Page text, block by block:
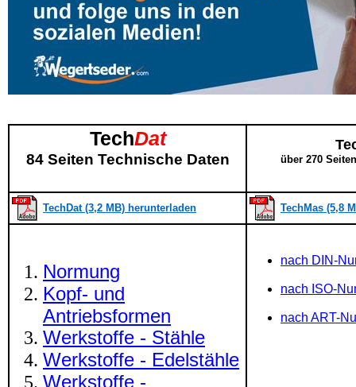
TechDat
84 Seiten Technische Daten über 270
TechDat (3,2 MB) herunterladen TechMas (5,8
Normung
Kopf- und
Antriebsformen
Werkstoffe - Stähle
Werkstoffe - Edelstähle
Werkstoffe -
nach DIN-
nach ISO-
nach ART-